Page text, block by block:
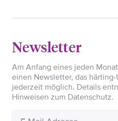
Newsletter
Am Anfang eines jeden
einen Newsletter, das härting-
jederzeit möglich. Details
Hinweisen zum Datenschutz.